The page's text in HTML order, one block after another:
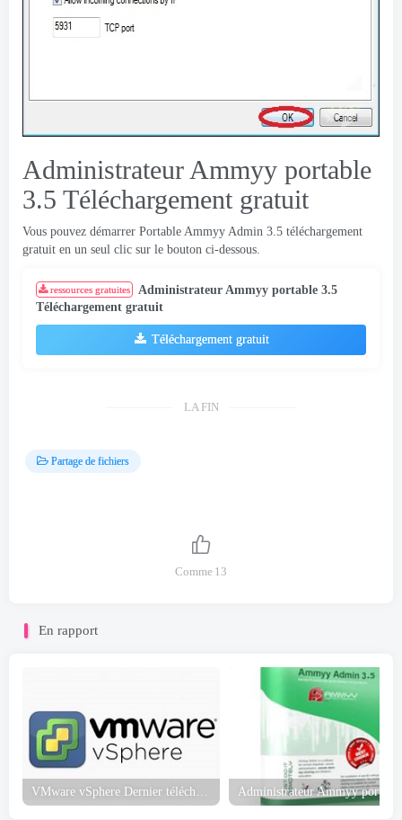
Administrateur Ammyy portable
3.5 Téléchargement gratuit
Vous pouvez démarrer Portable Ammyy Admin 3.5 téléchargement
gratuit en un seul clic sur le bouton ci-dessous.
ressources gratuites
Administrateur Ammyy portable 3.5
Téléchargement gratuit
Téléchargement gratuit
LA FIN
Partage de fichiers
Comme 13
En rapport